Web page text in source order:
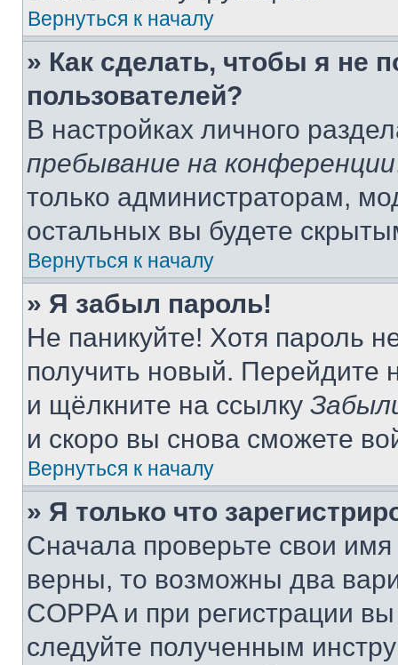
Вернуться к началу
» Как сделать, чтобы я не
пользователей?
В настройках личного
пребывание на конференции
только администраторам,
остальных вы будете
Вернуться к началу
» Я забыл пароль!
Не паникуйте! Хотя пароль
получить новый. Перейдите
и щёлкните на ссылку
и скоро вы снова сможете
Вернуться к началу
» Я только что
Сначала проверьте свои
верны, то возможны два
COPPA и при регистрации
следуйте полученным